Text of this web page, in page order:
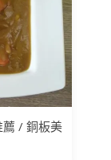
薦 / 銅板美